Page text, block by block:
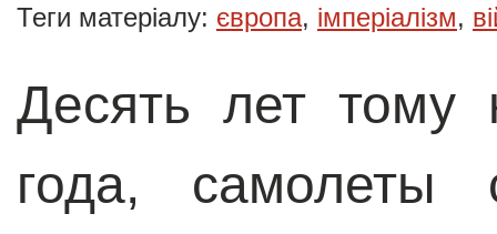
Теги матеріалу: європа, імперіалізм,
Десять лет тому
года, самолеты